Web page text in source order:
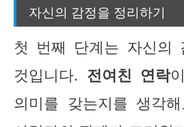
자신의 감정을 정리하기
첫 번째 단계는 자신의
것입니다. 전여친 연락
의미를 갖는지를 생각